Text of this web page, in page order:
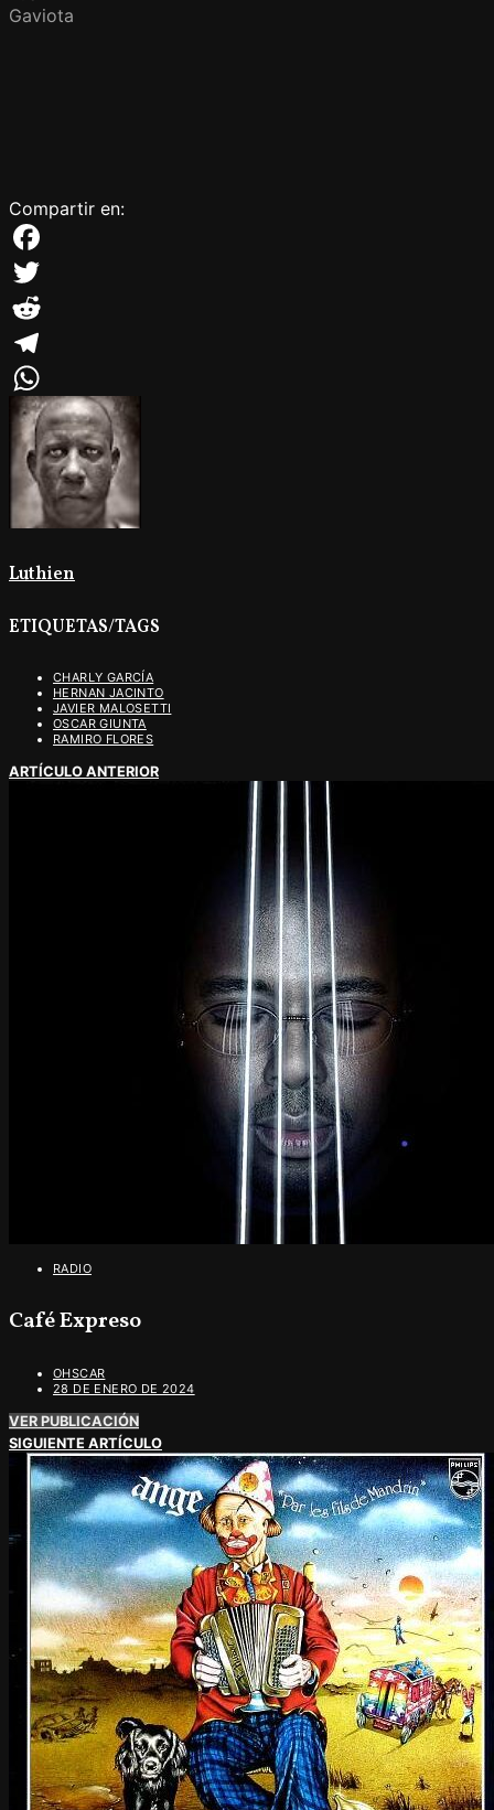
Gaviota
Compartir en:
Facebook
Twitter
Reddit
Telegram
WhatsApp
Luthien
ETIQUETAS/TAGS
CHARLY GARCÍA
HERNAN JACINTO
JAVIER MALOSETTI
OSCAR GIUNTA
RAMIRO FLORES
ARTÍCULO ANTERIOR
RADIO
Café Expreso
OHSCAR
28 DE ENERO DE 2024
VER PUBLICACIÓN
SIGUIENTE ARTÍCULO